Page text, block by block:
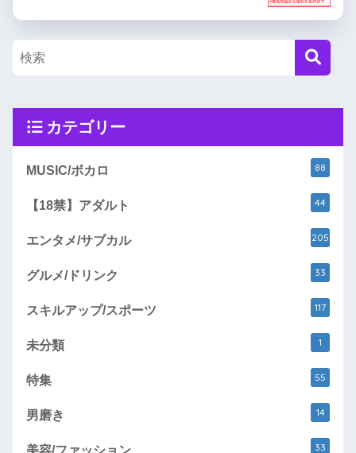
カテゴリー
MUSIC/ボカロ 88
【18禁】アダルト 44
エンタメ/サブカル 205
グルメ/ドリンク 33
スキルアップ/スポーツ 117
未分類 1
特集 55
男磨き 14
33